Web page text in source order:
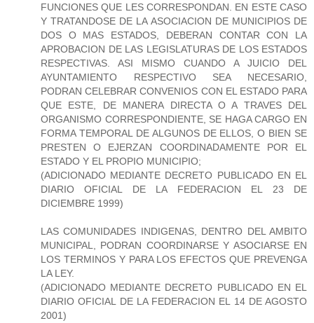
FUNCIONES QUE LES CORRESPONDAN. EN ESTE CASO
Y TRATANDOSE DE LA ASOCIACION DE MUNICIPIOS DE
DOS O MAS ESTADOS, DEBERAN CONTAR CON LA
APROBACION DE LAS LEGISLATURAS DE LOS ESTADOS
RESPECTIVAS. ASI MISMO CUANDO A JUICIO DEL
AYUNTAMIENTO RESPECTIVO SEA NECESARIO,
PODRAN CELEBRAR CONVENIOS CON EL ESTADO PARA
QUE ESTE, DE MANERA DIRECTA O A TRAVES DEL
ORGANISMO CORRESPONDIENTE, SE HAGA CARGO EN
FORMA TEMPORAL DE ALGUNOS DE ELLOS, O BIEN SE
PRESTEN O EJERZAN COORDINADAMENTE POR EL
ESTADO Y EL PROPIO MUNICIPIO;
(ADICIONADO MEDIANTE DECRETO PUBLICADO EN EL
DIARIO OFICIAL DE LA FEDERACION EL 23 DE
DICIEMBRE 1999)
LAS COMUNIDADES INDIGENAS, DENTRO DEL AMBITO
MUNICIPAL, PODRAN COORDINARSE Y ASOCIARSE EN
LOS TERMINOS Y PARA LOS EFECTOS QUE PREVENGA
LA LEY.
(ADICIONADO MEDIANTE DECRETO PUBLICADO EN EL
DIARIO OFICIAL DE LA FEDERACION EL 14 DE AGOSTO
2001)